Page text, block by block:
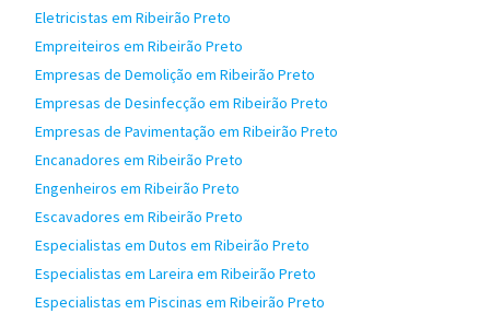
Eletricistas em Ribeirão Preto
Empreiteiros em Ribeirão Preto
Empresas de Demolição em Ribeirão Preto
Empresas de Desinfecção em Ribeirão Preto
Empresas de Pavimentação em Ribeirão Preto
Encanadores em Ribeirão Preto
Engenheiros em Ribeirão Preto
Escavadores em Ribeirão Preto
Especialistas em Dutos em Ribeirão Preto
Especialistas em Lareira em Ribeirão Preto
Especialistas em Piscinas em Ribeirão Preto